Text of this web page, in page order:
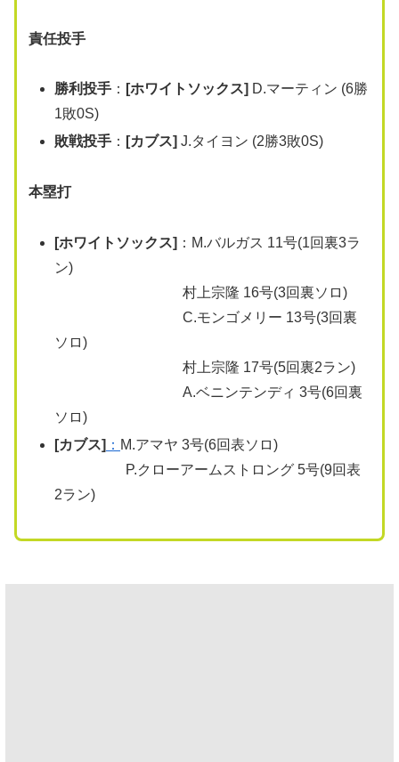
責任投手
勝利投手： [ホワイトソックス] D.マーティン (6勝
1敗0S)
敗戦投手： [カブス] J.タイヨン (2勝3敗0S)
本塁打
[ホワイトソックス] ：M.バルガス 11号(1回裏3ラ
ン)
村上宗隆 16号(3回裏ソロ)
C.モンゴメリー 13号(3回裏
ソロ)
村上宗隆 17号(5回裏2ラン)
A.ベニンテンディ 3号(6回裏
ソロ)
[カブス] ： M.アマヤ 3号(6回表ソロ)
P.クローアームストロング 5号(9回表
2ラン)